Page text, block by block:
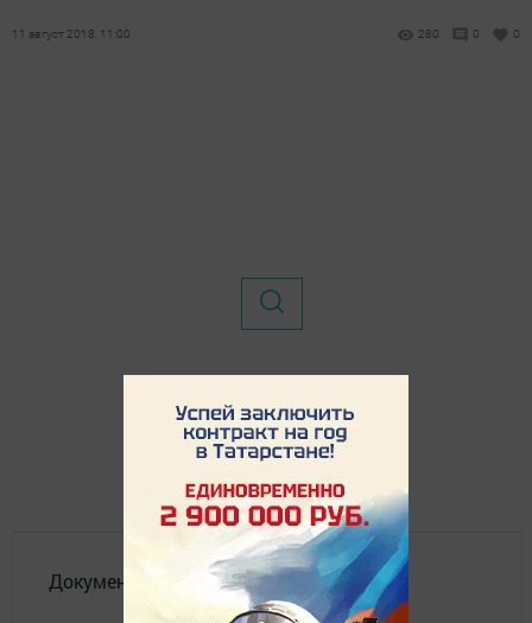
11 август 2018, 11:00 280 0 0
Документы